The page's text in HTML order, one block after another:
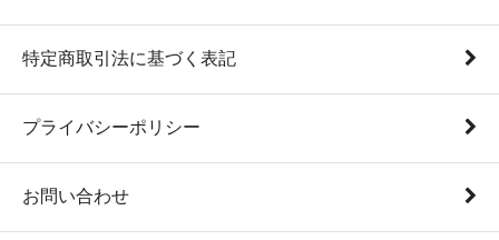
特定商取引法に基づく表記
プライバシーポリシー
お問い合わせ